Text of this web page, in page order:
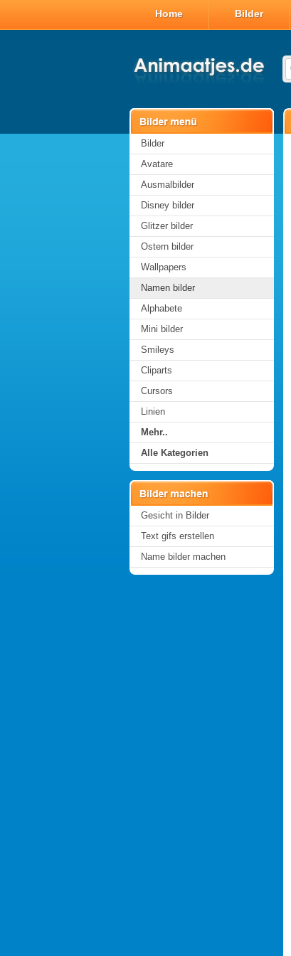
Home Bilder
Bilder
Avatare
Ausmalbilder
Disney bilder
Glitzer bilder
Ostern bilder
Wallpapers
Namen bilder
Alphabete
Mini bilder
Smileys
Cliparts
Cursors
Linien
Mehr..
Alle Kategorien
Gesicht in Bilder
Text gifs erstellen
Name bilder machen